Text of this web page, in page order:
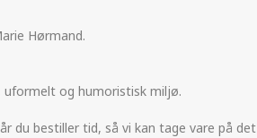
Hørmand.
uformelt og humoristisk miljø.
du bestiller tid, så vi kan tage vare på det